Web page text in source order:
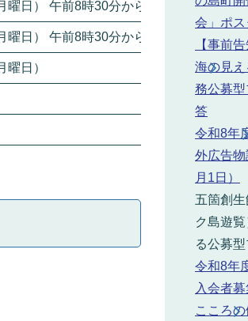
曜日） 午前8時30分から令和8年8月10日
曜日） 午前8時30分から令和8年8月3日（
日）
会」ポ
【事前告
海の見
務公募
答
令和8年
外広告
月1日）
五箇創
ク島遊
る公募
令和8年
入会者
こころ